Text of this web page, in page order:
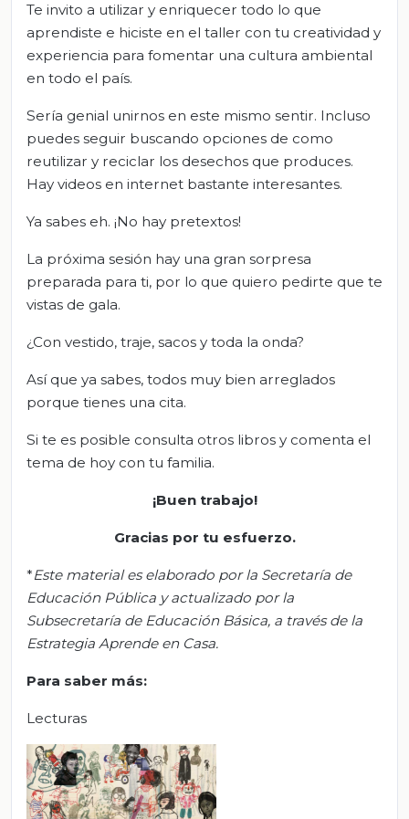
Te invito a utilizar y enriquecer todo lo que
aprendiste e hiciste en el taller con tu creatividad y
experiencia para fomentar una cultura ambiental
en todo el país.
Sería genial unirnos en este mismo sentir. Incluso
puedes seguir buscando opciones de como
reutilizar y reciclar los desechos que produces.
Hay videos en internet bastante interesantes.
Ya sabes eh. ¡No hay pretextos!
La próxima sesión hay una gran sorpresa
preparada para ti, por lo que quiero pedirte que te
vistas de gala.
¿Con vestido, traje, sacos y toda la onda?
Así que ya sabes, todos muy bien arreglados
porque tienes una cita.
Si te es posible consulta otros libros y comenta el
tema de hoy con tu familia.
¡Buentrabajo!
Gracias por tu esfuerzo.
*Este material es elaborado por la Secretaría de
Educación Pública y actualizado por la
Subsecretaría de Educación Básica, a través de la
Estrategia Aprende en Casa.
Para saber más:
Lecturas